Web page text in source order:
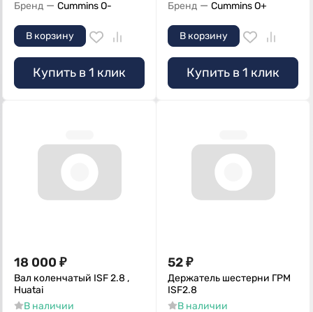
Бренд — Cummins O-
В корзину
Купить в 1 клик
Бренд — Cummins O+
В корзину
Купить в 1 клик
18 000 ₽
Вал коленчатый ISF 2.8 ,
Huatai
В наличии
52₽
Держатель шестерни ГРМ
ISF2.8
В наличии